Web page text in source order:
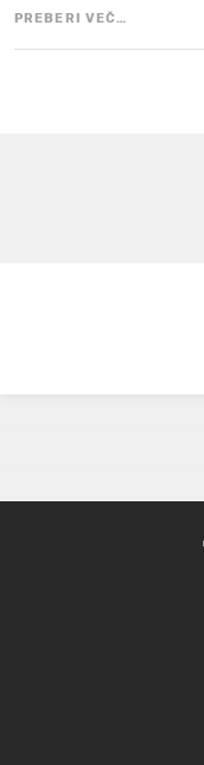
PREBERI VEČ…